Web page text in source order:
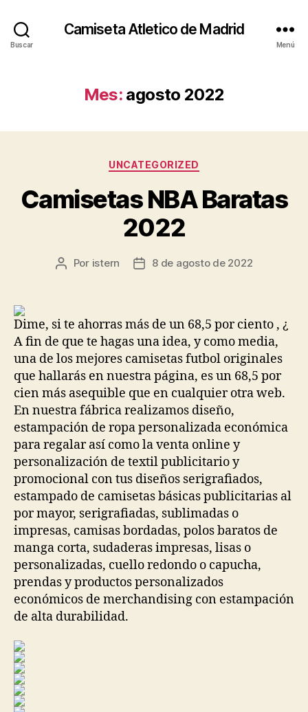
Buscar
Camiseta Atletico de Madrid
Menú
Mes: agosto 2022
Categorías
UNCATEGORIZED
Camisetas NBA Baratas
2022
Autor
Por istern
Fecha8 de agosto de 2022
Dime, si te ahorras más de un 68,5 por ciento , ¿
A fin de que te hagas una idea, y como media,
una de los mejores camisetas futbol originales
que hallarás en nuestra página, es un 68,5 por
cien más asequible que en cualquier otra web.
En nuestra fábrica realizamos diseño,
estampación de ropa personalizada económica
para regalar así como la venta online y
personalización de textil publicitario y
promocional con tus diseños serigrafiados,
estampado de camisetas básicas publicitarias al
por mayor, serigrafiadas, sublimadas o
impresas, camisas bordadas, polos baratos de
manga corta, sudaderas impresas, lisas o
personalizadas, cuello redondo o capucha,
prendas y productos personalizados
económicos de merchandising con estampación
de alta durabilidad.